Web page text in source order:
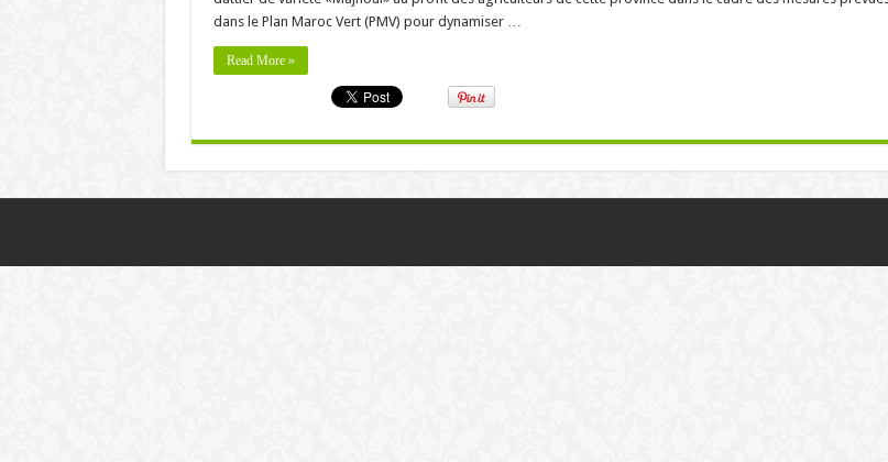
dans le Plan Maroc Vert (PMV) pour dynamiser …
Read More »